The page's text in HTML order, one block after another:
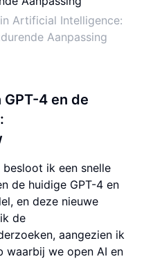
Artificial Intelligence:
Aanpassing
4 en de
ik een snelle
de huidige GPT-4 en
en deze nieuwe
de
aangezien ik
waarbij we open AI en